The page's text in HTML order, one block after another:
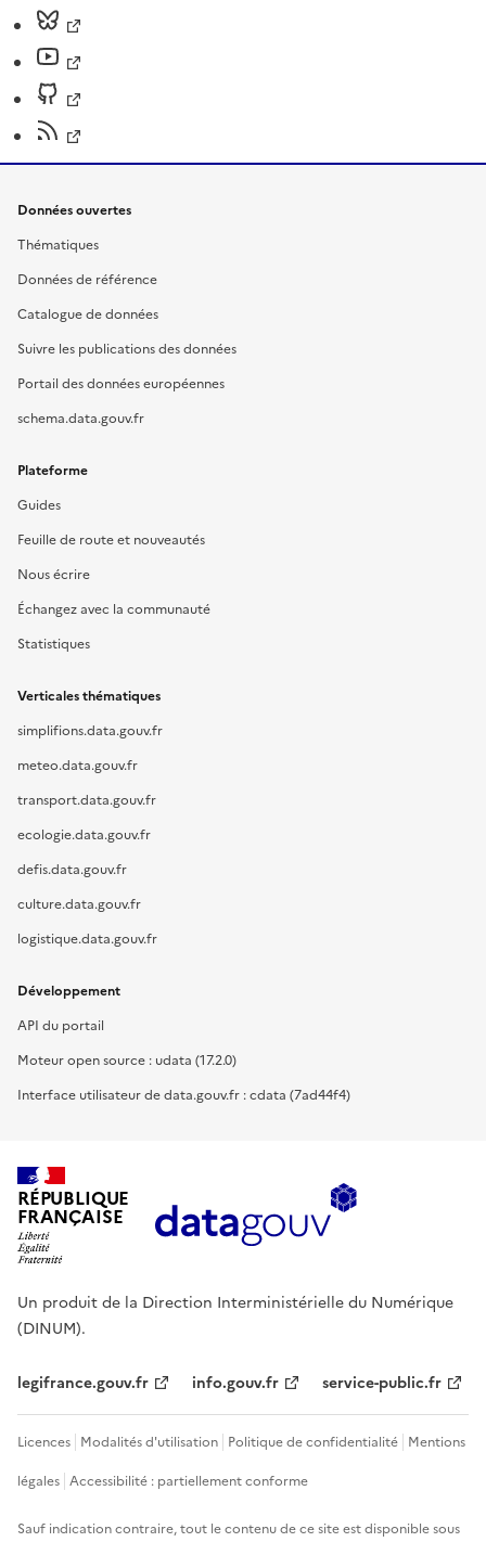
Données ouvertes
Thématiques
Données de référence
Catalogue de données
Suivre les publications des données
Portail des données européennes
schema.data.gouv.fr
Plateforme
Guides
Feuille de route et nouveautés
Nous écrire
Échangez avec la communauté
Statistiques
Verticales thématiques
simplifions.data.gouv.fr
meteo.data.gouv.fr
transport.data.gouv.fr
ecologie.data.gouv.fr
defis.data.gouv.fr
culture.data.gouv.fr
logistique.data.gouv.fr
Développement
API du portail
Moteur open source : udata (17.2.0)
Interface utilisateur de data.gouv.fr : cdata (7ad44f4)
RÉPUBLIQUE
FRANÇAISE
Un produit de la Direction Interministérielle du Numérique
(DINUM).
legifrance.gouv.fr info.gouv.fr service-public.fr
Licences Modalités d'utilisation Politique de confidentialité Mentions
légales Accessibilité : partiellement conforme
Sauf indication contraire, tout le contenu de ce site est disponible sous